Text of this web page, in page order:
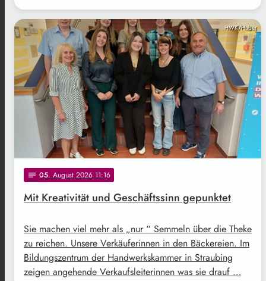
HWK/Huber
notes 05. August 2026 11:16
Mit Kreativität und Geschäftssinn gepunktet
Sie machen viel mehr als „nur “ Semmeln über die Theke
zu reichen. Unsere Verkäuferinnen in den Bäckereien. Im
Bildungszentrum der Handwerkskammer in Straubing
zeigen angehende Verkaufsleiterinnen was sie drauf …